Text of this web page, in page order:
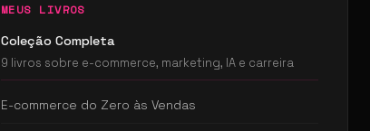
MEUS LIVROS
Coleção Completa
9 livros sobre e-commerce, marketing, IA e carreira
E-commerce do Zero às Vendas